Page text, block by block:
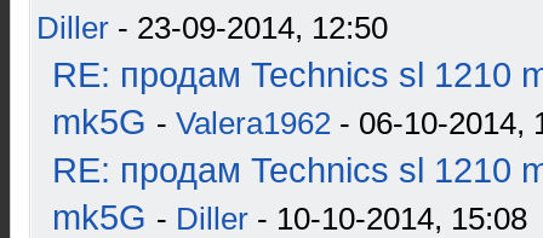
Diller - 23-09-2014, 12:50
RE: продам Technics sl 1210
mk5G - Valera1962 - 06-10-2014,
RE: продам Technics sl 1210
mk5G - Diller - 10-10-2014, 15:08